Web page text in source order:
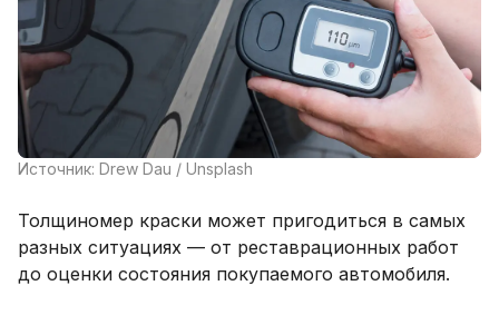
Источник: Drew Dau / Unsplash
Толщиномер краски может пригодиться в самых
разных ситуациях — от реставрационных работ
до оценки состояния покупаемого автомобиля.